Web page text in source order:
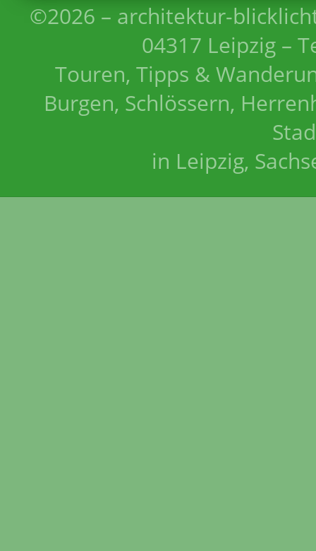
©2026 – architektur-
04317 Leipzig –
Touren, Tipps &
Burgen, Schlössern,
in Leipzig,